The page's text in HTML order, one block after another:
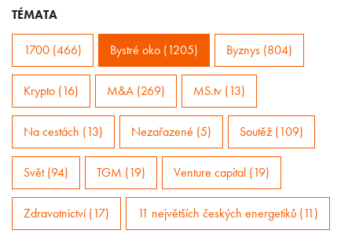
TÉMATA
1700 (466) Bystré oko (1205) Byznys (804)
Krypto (16) M&A (269) MS.tv (13)
Na cestách (13) Nezařazené (5) Soutěž (109)
Svět (94) TGM (19) Venture capital (19)
Zdravotnictví (17) 11 největších českých energetiků (11)